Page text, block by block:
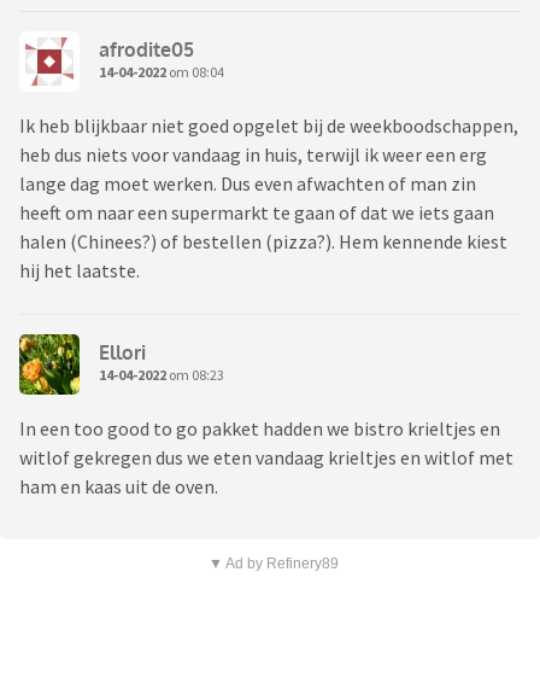
afrodite05
14-04-2022 om 08:04
Ik heb blijkbaar niet goed opgelet bij de weekboodschappen,
heb dus niets voor vandaag in huis, terwijl ik weer een erg
lange dag moet werken. Dus even afwachten of man zin
heeft om naar een supermarkt te gaan of dat we iets gaan
halen (Chinees?) of bestellen (pizza?). Hem kennende kiest
hij het laatste.
Ellori
14-04-2022 om 08:23
In een too good to go pakket hadden we bistro krieltjes en
witlof gekregen dus we eten vandaag krieltjes en witlof met
ham en kaas uit de oven.
▼ Ad by Refinery89